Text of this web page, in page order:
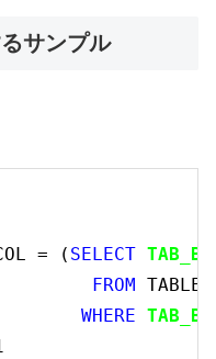
サンプル
= ( SELECT TAB_B
FROM
WHERE TAB_B